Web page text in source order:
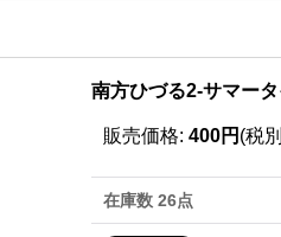
南方ひづる2-サマー
販売価格: 400円 (税
在庫数 26点